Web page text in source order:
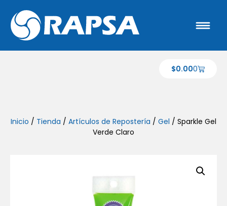
$0.000
Inicio / Tienda / Artículos de Repostería / Gel / Sparkle Gel
Verde Claro